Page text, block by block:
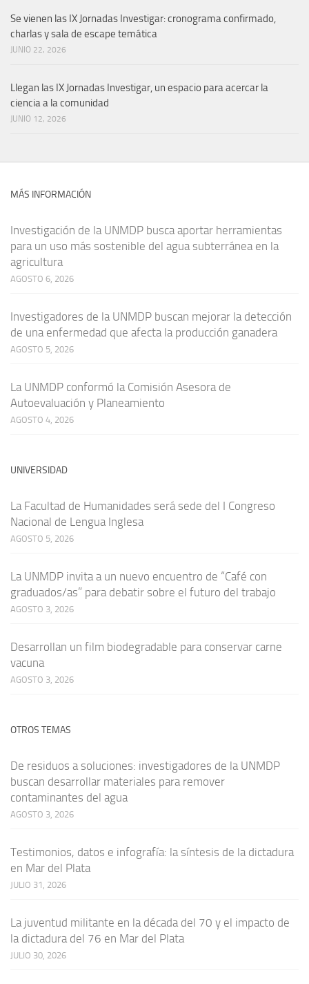
Se vienen las IX Jornadas Investigar: cronograma confirmado,
charlas y sala de escape temática
JUNIO 22, 2026
Llegan las IX Jornadas Investigar, un espacio para acercar la
ciencia a la comunidad
JUNIO 12, 2026
MÁS INFORMACIÓN
Investigación de la UNMDP busca aportar herramientas
para un uso más sostenible del agua subterránea en la
agricultura
AGOSTO 6, 2026
Investigadores de la UNMDP buscan mejorar la detección
de una enfermedad que afecta la producción ganadera
AGOSTO 5, 2026
La UNMDP conformó la Comisión Asesora de
Autoevaluación y Planeamiento
AGOSTO 4, 2026
UNIVERSIDAD
La Facultad de Humanidades será sede del I Congreso
Nacional de Lengua Inglesa
AGOSTO 5, 2026
La UNMDP invita a un nuevo encuentro de “Café con
graduados/as” para debatir sobre el futuro del trabajo
AGOSTO 3, 2026
Desarrollan un film biodegradable para conservar carne
vacuna
AGOSTO 3, 2026
OTROS TEMAS
De residuos a soluciones: investigadores de la UNMDP
buscan desarrollar materiales para remover
contaminantes del agua
AGOSTO 3, 2026
Testimonios, datos e infografía: la síntesis de la dictadura
en Mar del Plata
JULIO 31, 2026
La juventud militante en la década del 70 y el impacto de
la dictadura del 76 en Mar del Plata
JULIO 30, 2026